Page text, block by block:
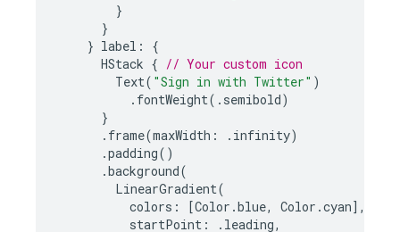
}
}
} label :
{
HStack { // Your custom icon
Text( "Sign in with Twitter" )
. fontWeight(. semibold)
}
. frame(maxWidth : . infinity)
.padding()
.background(
LinearGradient(
colors : [Color .blue, Color .cyan],
startPoint : . leading,